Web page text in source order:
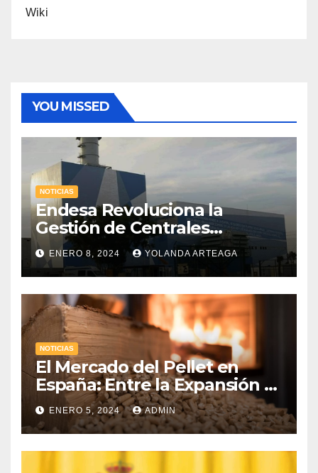
Wiki
YOU MISSED
NOTICIAS
Endesa Revoluciona la
Gestión de Centrales
Hidroeléctricas con
«Gemelos Digitales» a través
de la Inteligencia Artificial
ENERO 8, 2024 YOLANDA ARTEAGA
NOTICIAS
El Mercado del Pellet en
España: Entre la Expansión y
los Desafíos Económicos
ENERO 5, 2024 ADMIN